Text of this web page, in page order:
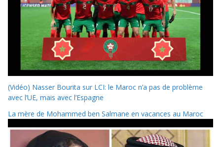
(Vidéo) Nasser Bourita sur LCI: le Maroc n’a pas de problème
avec l’UE, mais avec l’Espagne
La mère de Mohammed ben Salmane en vacances au Maroc